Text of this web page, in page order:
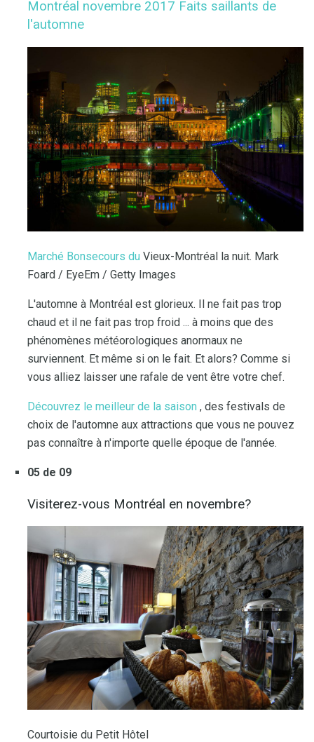
Montréal novembre 2017 Faits saillants de
l'automne
Marché Bonsecours du Vieux-Montréal la nuit. Mark
Foard / EyeEm / Getty Images
L'automne à Montréal est glorieux. Il ne fait pas trop
chaud et il ne fait pas trop froid ... à moins que des
phénomènes météorologiques anormaux ne
surviennent. Et même si on le fait. Et alors? Comme si
vous alliez laisser une rafale de vent être votre chef.
Découvrez le meilleur de la saison , des festivals de
choix de l'automne aux attractions que vous ne pouvez
pas connaître à n'importe quelle époque de l'année.
05 de 09
Visiterez-vous Montréal en novembre?
Courtoisie du Petit Hôtel